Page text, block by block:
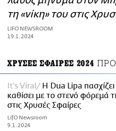
ΑΜΠΑ
PRINT
τη «νίκη» του στις
LIFO NEWSROOM
19.1.2024
ΧΡΥΣΕΣ ΣΦΑΙΡΕΣ 2024
It's Viral
Η Dua Lipa
καθίσει με το στενό φόρεμά
στις Χρυσές Σφαίρες
LifO Newsroom
9.1.2024